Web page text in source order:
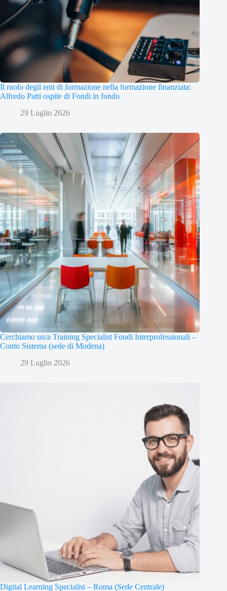
Il ruolo degli enti di formazione nella formazione finanziata:
Alfredo Patti ospite di Fondi in fondo
29 Luglio 2026
Cerchiamo un/a Training Specialist Fondi Interprofessionali –
Conto Sistema (sede di Modena)
29 Luglio 2026
Digital Learning Specialist – Roma (Sede Centrale)